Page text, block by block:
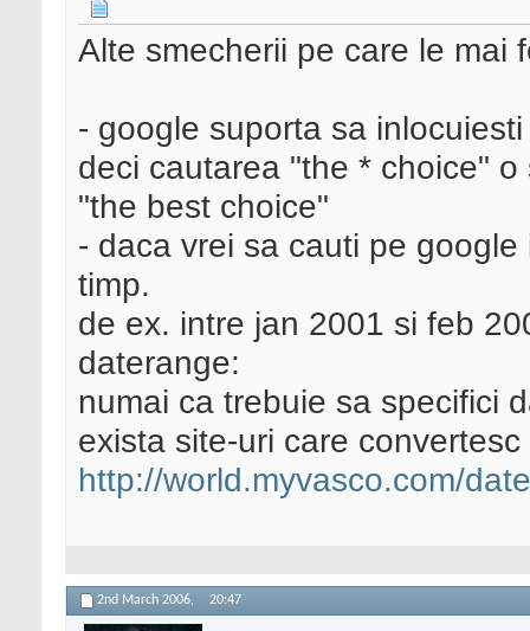
Alte smecherii pe care le mai
- google suporta sa
deci cautarea "the * choice"
"the best choice"
- daca vrei sa cauti pe
timp.
de ex. intre jan 2001 si feb
daterange:
numai ca trebuie sa specifici
exista site-uri care
http://world.myvasco.com/
2nd March 2006, 20:47